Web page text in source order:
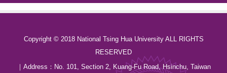
Focus on
最新消息 News
關於我們 About us
Copyright © 2018 National Tsing Hua University ALL RIGHTS
RESERVED
｜Address： No. 101, Section 2, Kuang-Fu Road, Hsinchu, Taiwan